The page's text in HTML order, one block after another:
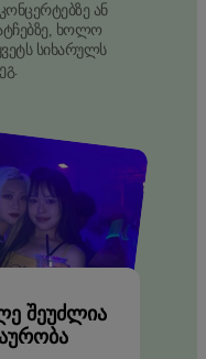
ან
ხოლო
სიხარულს
ᲨᲔᲣᲫᲚᲘᲐ